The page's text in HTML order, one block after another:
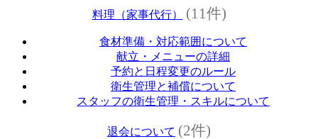
料理（家事代行） (11件)
食材準備・対応範囲について
献立・メニューの詳細
予約と日程変更のルール
衛生管理と補償について
スタッフの衛生管理・スキルについて
退会について (2件)